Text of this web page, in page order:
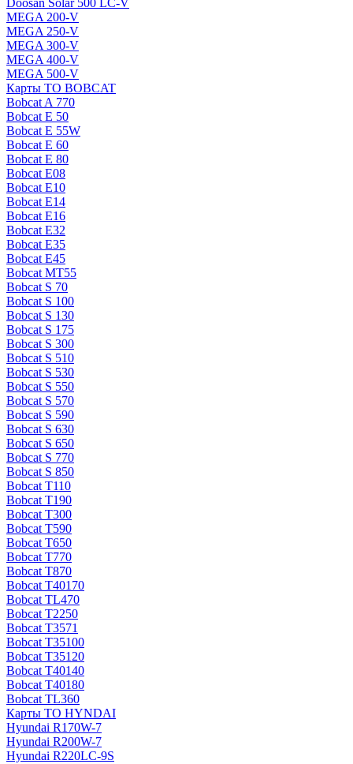
Doosan Solar 500 LC-V
MEGA 200-V
MEGA 250-V
MEGA 300-V
MEGA 400-V
MEGA 500-V
Карты ТО BOBCAT
Bobcat A 770
Bobcat E 50
Bobcat E 55W
Bobcat E 60
Bobcat E 80
Bobcat E08
Bobcat E10
Bobcat E14
Bobcat E16
Bobcat E32
Bobcat E35
Bobcat E45
Bobcat MT55
Bobcat S 70
Bobcat S 100
Bobcat S 130
Bobcat S 175
Bobcat S 300
Bobcat S 510
Bobcat S 530
Bobcat S 550
Bobcat S 570
Bobcat S 590
Bobcat S 630
Bobcat S 650
Bobcat S 770
Bobcat S 850
Bobcat T110
Bobcat T190
Bobcat T300
Bobcat T590
Bobcat T650
Bobcat T770
Bobcat T870
Bobcat T40170
Bobcat TL470
Bobcat Т2250
Bobcat Т3571
Bobcat Т35100
Bobcat Т35120
Bobcat Т40140
Bobcat Т40180
Bobcat ТL360
Карты ТО HYNDAI
Hyundai R170W-7
Hyundai R200W-7
Hyundai R220LC-9S